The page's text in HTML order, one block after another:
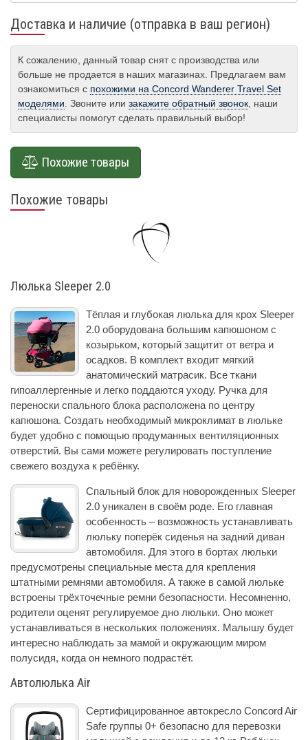
Доставка и наличие (отправка в ваш регион)
К сожалению, данный товар снят с производства или
больше не продается в наших магазинах. Предлагаем вам
ознакомиться с похожими на Concord Wanderer Travel Set
моделями . Звоните или закажите обратный звонок , наши
специалисты помогут сделать правильный выбор!
Похожие товары
Похожие товары
Люлька Sleeper 2.0
Тёплая и глубокая люлька для крох Sleeper
2.0 оборудована большим капюшоном с
козырьком, который защитит от ветра и
осадков. В комплект входит мягкий
анатомический матрасик. Все ткани
гипоаллергенные и легко поддаются уходу. Ручка для
переноски спального блока расположена по центру
капюшона. Создать необходимый микроклимат в люльке
будет удобно с помощью продуманных вентиляционных
отверстий. Вы сами можете регулировать поступление
свежего воздуха к ребёнку.
Спальный блок для новорожденных Sleeper
2.0 уникален в своём роде. Его главная
особенность – возможность устанавливать
люльку поперёк сиденья на задний диван
автомобиля. Для этого в бортах люльки
предусмотрены специальные места для крепления
штатными ремнями автомобиля. А также в самой люльке
встроены трёхточечные ремни безопасности. Несомненно,
родители оценят регулируемое дно люльки. Оно может
устанавливаться в нескольких положениях. Малышу будет
интересно наблюдать за мамой и окружающим миром
полусидя, когда он немного подрастёт.
Автолюлька Air
Сертифицированное автокресло Concord Air
Safe группы 0+ безопасно для перевозки